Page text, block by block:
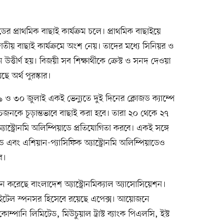
বাছাই কার্যক্রম চলে। প্রাথমিক বাছাইয়ে
বাছাই কার্যক্রমে অংশ নেয়। তাদের মধ্যে সিনিয়র ও
হয়। বিজয়ী সব শিক্ষার্থীকে ক্রেস্ট ও সনদ দেওয়া
অর্থ পুরস্কার।
২৯ ও ৩০ জুলাই একই ভেন্যুতে দুই দিনের ক্লোজড ক্যাম্পে
চূড়ান্তভাবে বাছাই করা হবে। তারা ২০ থেকে ২৭
অলিম্পিয়াডে প্রতিযোগিতা করবে। একই সঙ্গে
এবং এশিয়ান-প্যাসিফিক অ্যাস্ট্রোনমি অলিম্পিয়াডেও
বাংলাদেশ অ্যাস্ট্রোনমিক্যাল অ্যাসোসিয়েশন।
স্পনসর হিসেবে রয়েছে এপেক্স। আয়োজনে
লিমিটেড, মিউচুয়াল ট্রাস্ট ব্যাংক পিএলসি, ইস্ট